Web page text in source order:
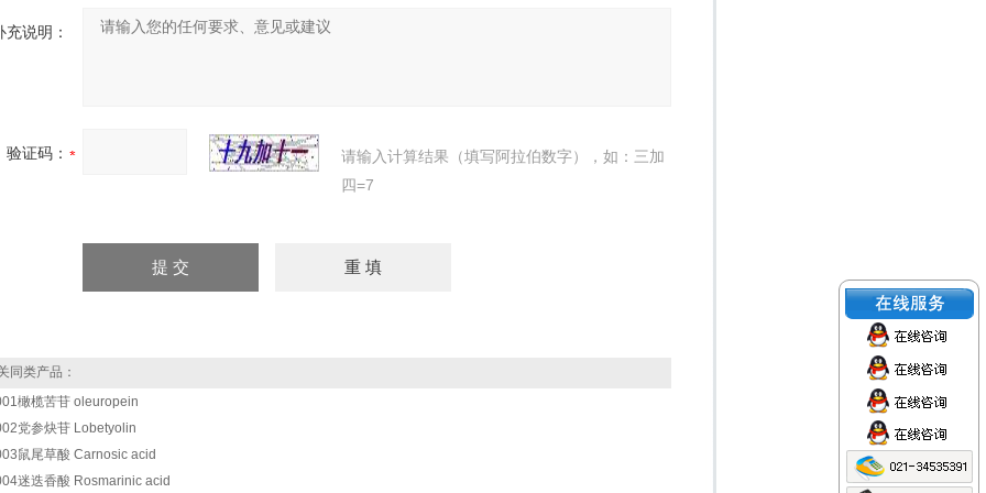
充说明：
验证码：
请输入计算结果（填写阿拉伯数字），如：三加
四=7
同类产品：
橄榄苦苷 oleuropein
党参炔苷 Lobetyolin
鼠尾草酸 Carnosic acid
迷迭香酸 Rosmarinic acid